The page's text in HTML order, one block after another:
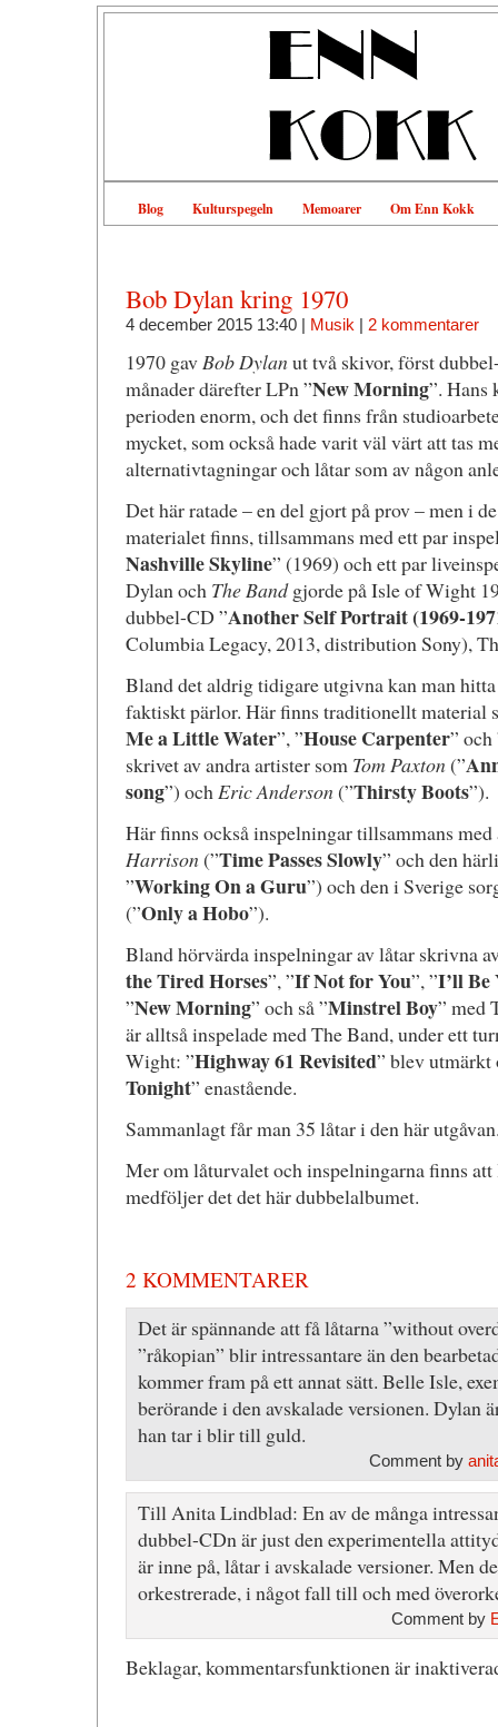
Blog Kulturspegeln Memoarer Om Enn Kokk
Bob Dylan kring 1970
4 december 2015 13:40 | Musik | 2 kommentarer
1970 gavBob Dylanut två skivor, först
månader därefter LPn ”New Morning”. Hans
perioden enorm, och det finns från
mycket, som också hade varit väl värt att tas
alternativtagningar och låtar som av någon
Det här ratade – en del gjort på prov – men i
materialet finns, tillsammans med ett par
Nashville Skyline” (1969) och ett par
Dylan och The Bandgjorde på Isle of Wight
dubbel-CD ”Another Self Portrait (1969-
Columbia Legacy, 2013, distribution Sony),
Bland det aldrig tidigare utgivna kan man
faktiskt pärlor. Här finns traditionellt material
Me a Little Water”, ”House Carpenter” och
skrivet av andra artister som Tom Paxton(”
song”) ochEric Anderson(”Thirsty Boots”).
Här finns också inspelningar tillsammans
Harrison(”Time Passes Slowly” och den
”Working On a Guru”) och den i Sverige
(”Only a Hobo”).
Bland hörvärda inspelningar av låtar skrivna
the Tired Horses”, ”If Not for You”, ”I’ll Be
”New Morning” och så ”Minstrel Boy” med
är alltså inspelade med The Band, under ett
Wight: ”Highway 61 Revisited” blev utmärkt
Tonight” enastående.
Sammanlagt får man 35 låtar i den här
Mer om låturvalet och inspelningarna finns
medföljer det det här dubbelalbumet.
2 KOMMENTARER
Det är spännande att få låtarna ”without
”råkopian” blir intressantare än den
kommer fram på ett annat sätt. Belle Isle,
berörande i den avskalade versionen. Dylan
han tar i blir till guld.
Comment by
Till Anita Lindblad: En av de många
dubbel-CDn är just den experimentella
är inne på, låtar i avskalade versioner. Men
orkestrerade, i något fall till och med
Comment by
Beklagar, kommentarsfunktionen är